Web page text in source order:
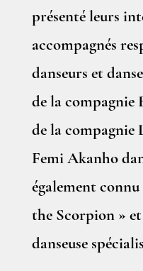
présenté leurs
accompagnés
danseurs et
de la
de la compagnie
Femi Akanho
également connu
the Scorpion »
danseuse